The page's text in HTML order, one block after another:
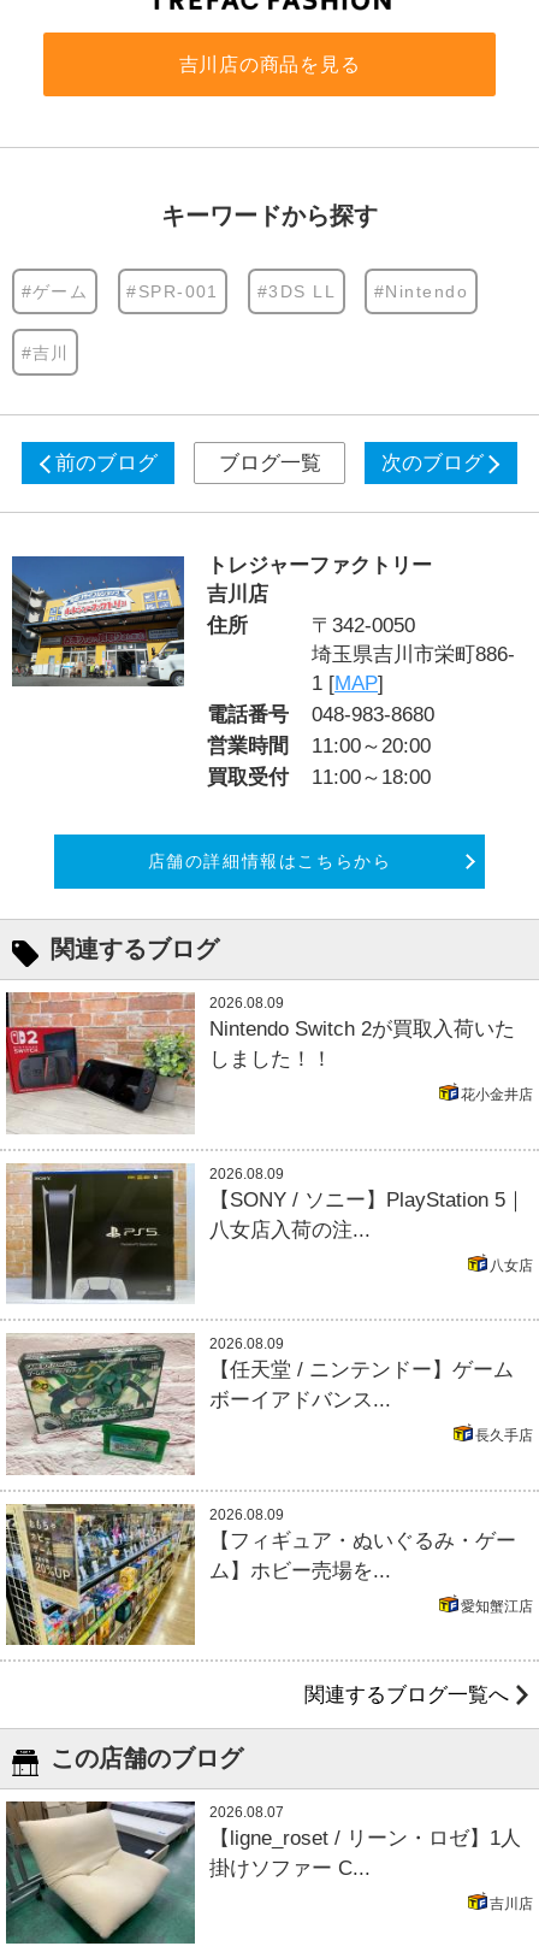
吉川店の商品を見る
キーワードから探す
#ゲーム #SPR-001 #3DS LL #Nintendo
#吉川
前のブログ ブログ一覧 次のブログ
トレジャーファクトリー
吉川店
住所
〒342-0050
埼玉県吉川市栄町886-
1 [MAP]
電話番号
048-983-8680
営業時間
11:00～20:00
買取受付
11:00～18:00
店舗の詳細情報はこちらから
関連するブログ
2026.08.09
Nintendo Switch 2が買取入荷いた
しました！！
花小金井店
2026.08.09
【SONY / ソニー】PlayStation 5｜
八女店入荷の注...
八女店
2026.08.09
【任天堂 / ニンテンドー】ゲーム
ボーイアドバンス...
長久手店
2026.08.09
【フィギュア・ぬいぐるみ・ゲー
ム】ホビー売場を...
愛知蟹江店
関連するブログ一覧へ
この店舗のブログ
2026.08.07
【ligne_roset / リーン・ロゼ】1人
掛けソファー C...
吉川店